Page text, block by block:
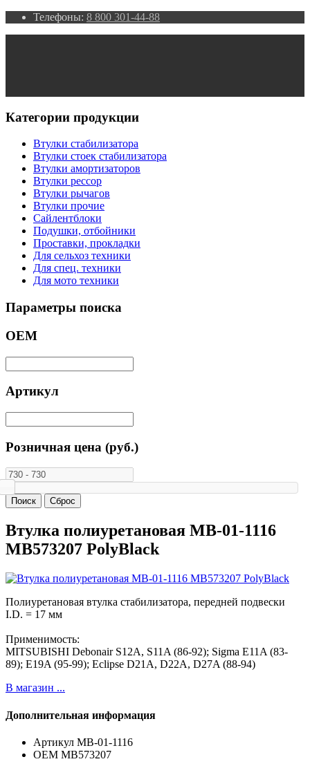
Телефоны: 8 800 301-44-88
Категории продукции
Втулки стабилизатора
Втулки стоек стабилизатора
Втулки амортизаторов
Втулки рессор
Втулки рычагов
Втулки прочие
Сайлентблоки
Подушки, отбойники
Проставки, прокладки
Для сельхоз техники
Для спец. техники
Для мото техники
Параметры поиска
ОЕМ
Артикул
Розничная цена (руб.)
Втулка полиуретановая MB-01-1116
MB573207 PolyBlack
Полиуретановая втулка стабилизатора, передней подвески
I.D. = 17 мм
Применимость:
MITSUBISHI Debonair S12A, S11A (86-92); Sigma E11A (83-
89); E19A (95-99); Eclipse D21A, D22A, D27A (88-94)
В магазин ...
Дополнительная информация
Артикул MB-01-1116
ОЕМ MB573207